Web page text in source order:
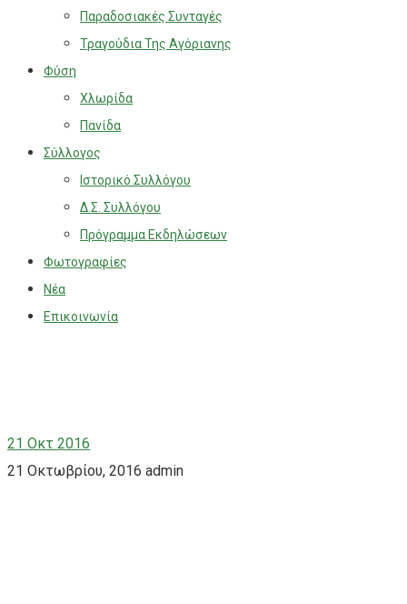
Παραδοσιακές Συνταγές
Τραγούδια Της Αγόριανης
Φύση
Χλωρίδα
Πανίδα
Σύλλογος
Ιστορικό Συλλόγου
Δ.Σ. Συλλόγου
Πρόγραμμα Εκδηλώσεων
Φωτογραφίες
Νέα
Επικοινωνία
21 Οκτ 2016
21 Οκτωβρίου, 2016 admin